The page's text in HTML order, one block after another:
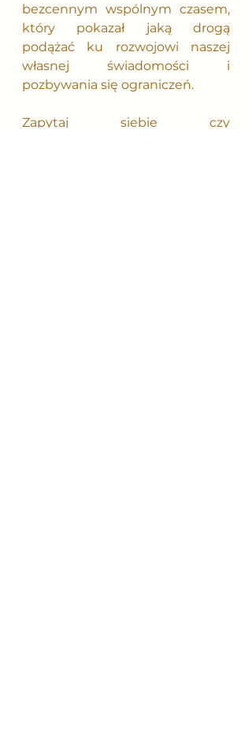
bezcennym wspólnym czasem,
który pokazał jaką drogą
podążać ku rozwojowi naszej
własnej świadomości i
pozbywania się ograniczeń.
Zapytaj siebie czy